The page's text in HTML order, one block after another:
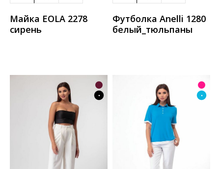
Майка EOLA 2278
сирень
Футболка Anelli 1280
белый_тюльпаны